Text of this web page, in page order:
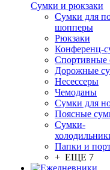
Сумки и рюкзаки
Сумки для
шопперы
Рюкзаки
Конференц-
Спортивные
Дорожные
Несессеры
Чемоданы
Сумки для
Поясные
Сумки-
Папки и
+ ЕЩЕ 7